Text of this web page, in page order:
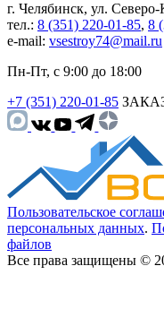
г. Челябинск, ул.
тел.: 8 (351) 220-01-85, 8
e-mail: vsestroy74@mail.ru
Пн-Пт, с 9:00 до 18:00
+7 (351) 220-01-85
Пользовательское
персональных данных.
файлов
Все права защищены ©